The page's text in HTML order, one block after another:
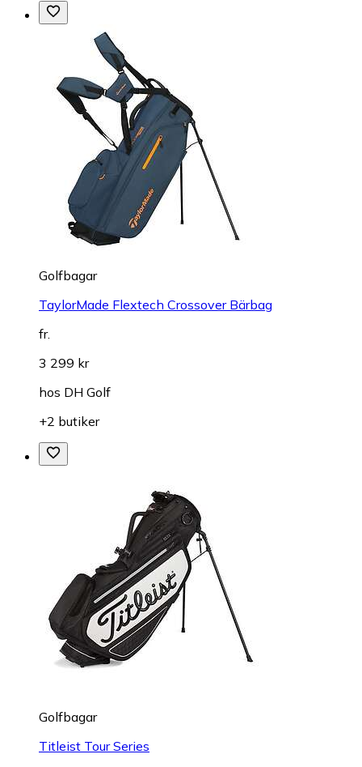
Golfbagar
TaylorMade Flextech Crossover Bärbag
fr.
3 299 kr
hos DH Golf
+2 butiker
Golfbagar
Titleist Tour Series